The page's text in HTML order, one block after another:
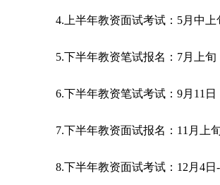
4.上半年教资面试考试：5月中上
5.下半年教资笔试报名：7月上旬
6.下半年教资笔试考试：9月11日
7.下半年教资面试报名：11月上
8.下半年教资面试考试：12月4日-